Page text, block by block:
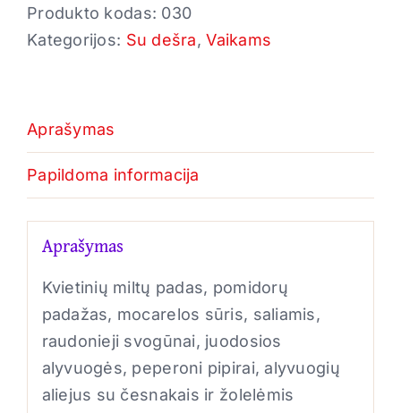
Produkto kodas: 030
Kategorijos: Su dešra,Vaikams
Aprašymas
Papildoma informacija
Aprašymas
Kvietinių miltų padas, pomidorų
padažas, mocarelos sūris, saliamis,
raudonieji svogūnai, juodosios
alyvuogės, peperoni pipirai, alyvuogių
aliejus su česnakais ir žolelėmis